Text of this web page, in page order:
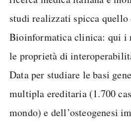
studi realizzati spicca
Bioinformatica clinica: qui i
le proprietà di
Data per studiare le basi
multipla ereditaria (1.700
mondo) e dell’osteogenesi